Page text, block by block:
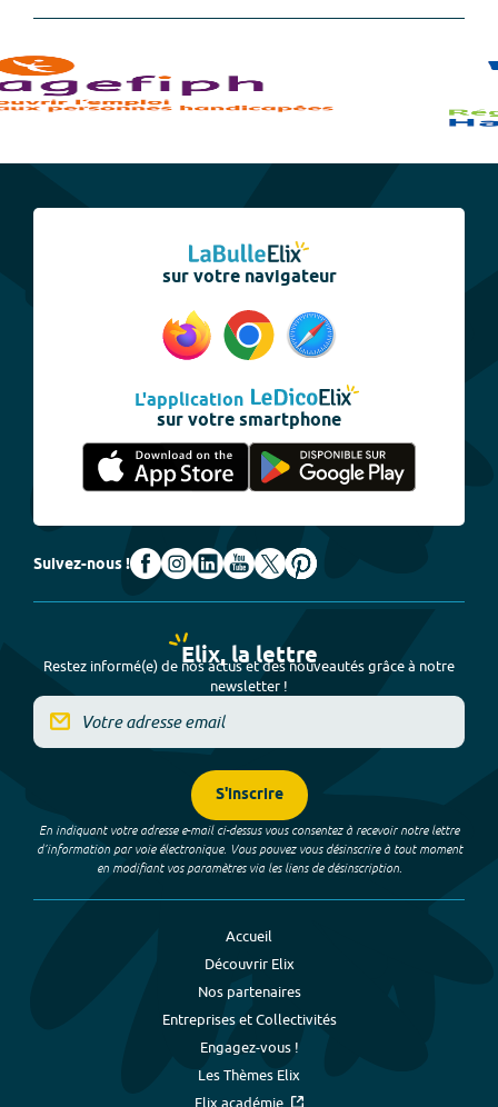
sur votre navigateur
L'application
sur votre smartphone
Suivez-nous !
Elix, la lettre
Restez informé(e) de nos actus et des nouveautés grâce à notre
newsletter !
S'inscrire
En indiquant votre adresse e-mail ci-dessus vous consentez à recevoir notre lettre
d’information par voie électronique. Vous pouvez vous désinscrire à tout moment
en modifiant vos paramètres via les liens de désinscription.
Accueil
Découvrir Elix
Nos partenaires
Entreprises et Collectivités
Engagez-vous !
Les Thèmes Elix
Elix académie